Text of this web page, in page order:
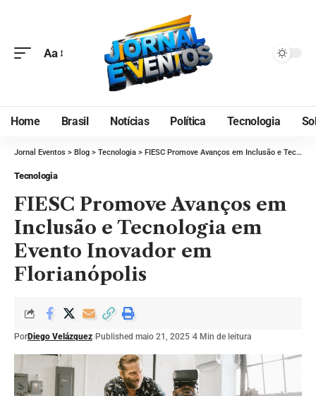
Aa
Home Brasil Notícias Política Tecnologia
Jornal Eventos > Blog > Tecnologia > FIESC Promove Avanços em Inclusão e Tecnologia em Evento Inovador em Florianópolis
Tecnologia
FIESC Promove Avanços em
Inclusão e Tecnologia em
Evento Inovador em
Florianópolis
PorDiego Velázquez Published maio 21, 2025 4 Min de leitura